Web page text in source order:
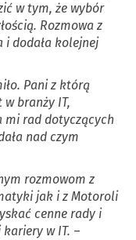
w tym, że wybór
Rozmowa z
i dodała kolejnej
Pani z którą
branży IT,
mi rad dotyczących
nad czym
rozmowom z
jak i z Motoroli
cenne rady i
w IT. –